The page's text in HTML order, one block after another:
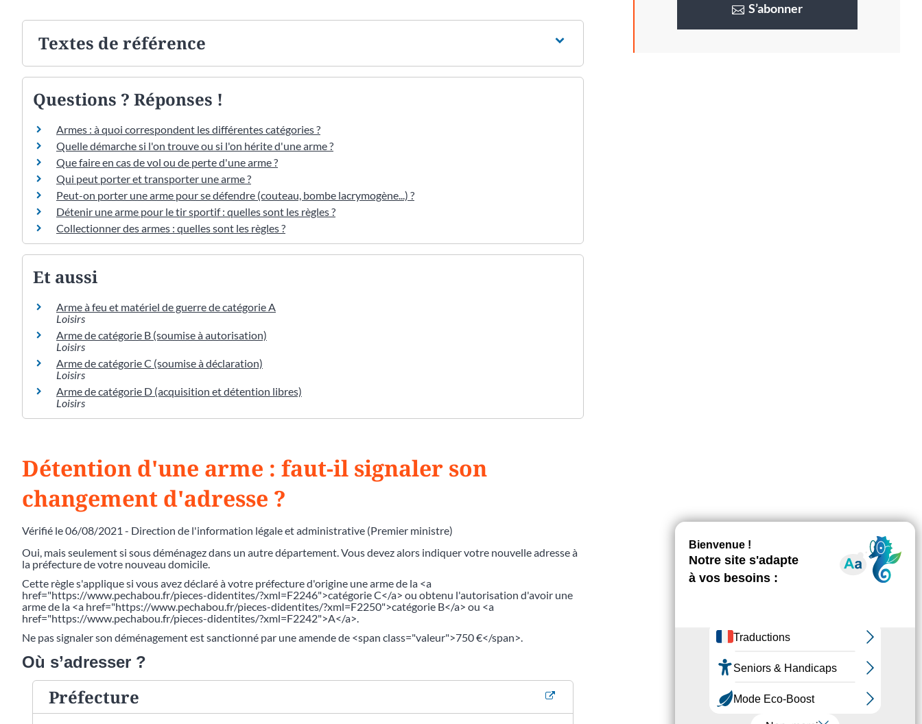
Textes de référence
Questions ? Réponses !
Armes : à quoi correspondent les différentes catégories ?
Quelle démarche si l'on trouve ou si l'on hérite d'une arme ?
Que faire en cas de vol ou de perte d'une arme ?
Qui peut porter et transporter une arme ?
Peut-on porter une arme pour se défendre (couteau, bombe lacrymogène...) ?
Détenir une arme pour le tir sportif : quelles sont les règles ?
Collectionner des armes : quelles sont les règles ?
Et aussi
Arme à feu et matériel de guerre de catégorie A
Loisirs
Arme de catégorie B (soumise à autorisation)
Loisirs
Arme de catégorie C (soumise à déclaration)
Loisirs
Arme de catégorie D (acquisition et détention libres)
Loisirs
Détention d'une arme : faut-il signaler son
changement d'adresse ?
Vérifié le 06/08/2021 - Direction de l'information légale et administrative (Premier ministre)
Oui, mais seulement si sous déménagez dans un autre département. Vous devez alors indiquer votre nouvelle adresse à
la préfecture de votre nouveau domicile.
Cette règle s'applique si vous avez déclaré à votre préfecture d'origine une arme de la <a
href="https://www.pechabou.fr/pieces-didentites/?xml=F2246">catégorie C</a> ou obtenu l'autorisation d'avoir une
arme de la <a href="https://www.pechabou.fr/pieces-didentites/?xml=F2250">catégorie B</a> ou <a
href="https://www.pechabou.fr/pieces-didentites/?xml=F2242">A</a>.
Ne pas signaler son déménagement est sanctionné par une amende de <span class="valeur">750 €</span>.
Où s’adresser ?
Préfecture
S’abonner